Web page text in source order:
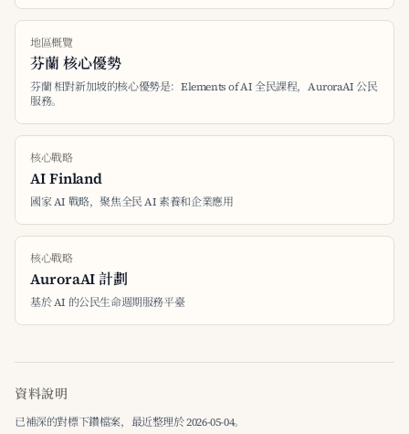
地區概覽
芬蘭 核心優勢
芬蘭 相對新加坡的核心優勢是：Elements of AI 全民課程，AuroraAI 公民
服務。
核心戰略
AI Finland
國家 AI 戰略，聚焦全民 AI 素養和企業應用
核心戰略
AuroraAI 計劃
基於 AI 的公民生命週期服務平臺
資料說明
已補深的對標下鑽檔案，最近整理於 2026-05-04。